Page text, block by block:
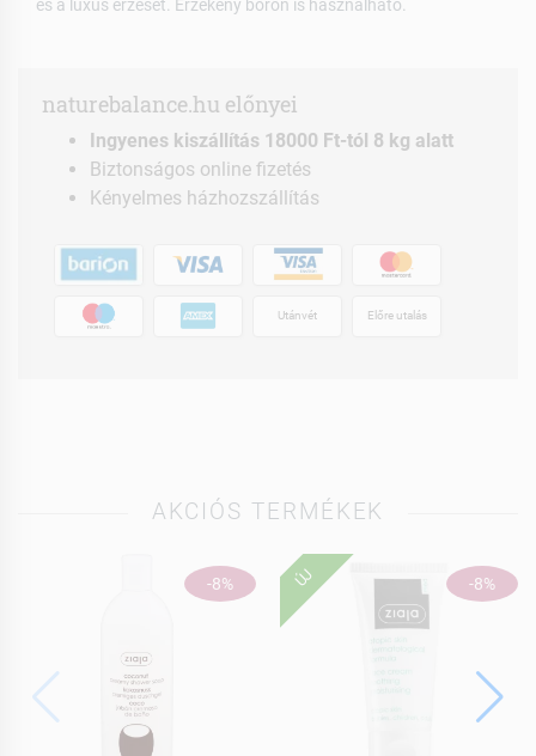
és a luxus érzését. Érzékeny bőrön is használható.
naturebalance.hu előnyei
Ingyenes kiszállítás 18000 Ft-tól 8 kg alatt
Biztonságos online fizetés
Kényelmes házhozszállítás
Utánvét Előre utalás
AKCIÓS TERMÉKEK
-8% -8%
ÚJ